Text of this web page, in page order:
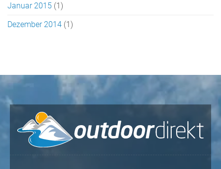
Januar 2015 (1)
Dezember 2014 (1)